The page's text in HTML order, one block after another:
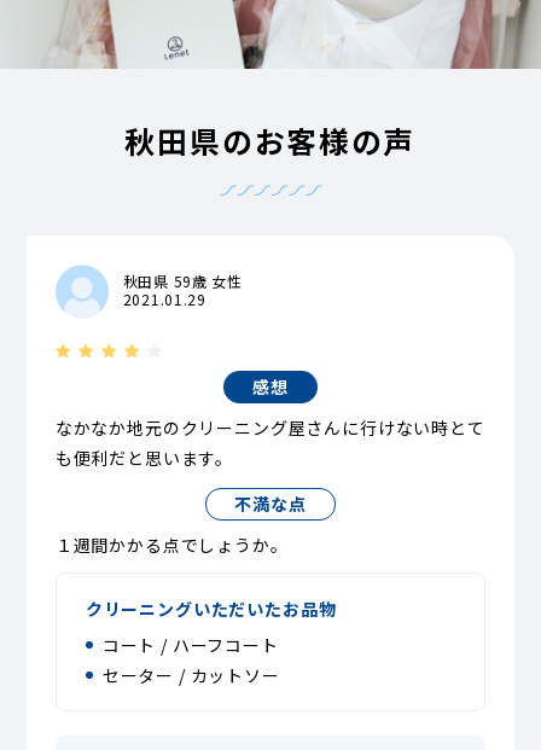
秋田県のお客様の声
秋田県 59歳 女性
2021.01.29
感想
なかなか地元のクリーニング屋さんに行けない時とて
も便利だと思います。
不満な点
１週間かかる点でしょうか。
クリーニングいただいたお品物
コート / ハーフコート
セーター / カットソー